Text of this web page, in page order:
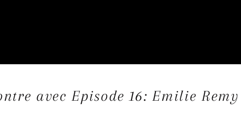
avec Episode 16: Emilie Remy